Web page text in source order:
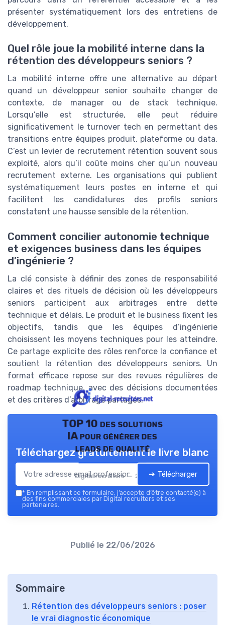
présenter systématiquement lors des entretiens de
développement.
Quel rôle joue la mobilité interne dans la
rétention des développeurs seniors ?
La mobilité interne offre une alternative au départ
quand un développeur senior souhaite changer de
contexte, de manager ou de stack technique.
Lorsqu’elle est structurée, elle peut réduire
significativement le turnover tech en permettant des
transitions entre équipes produit, plateforme ou data.
C’est un levier de recrutement rétention souvent sous
exploité, alors qu’il coûte moins cher qu’un nouveau
recrutement externe. Les organisations qui publient
systématiquement leurs postes en interne et qui
facilitent les candidatures des profils seniors
constatent une hausse sensible de la rétention.
Comment concilier autonomie technique
et exigences business dans les équipes
d’ingénierie ?
La clé consiste à définir des zones de responsabilité
claires et des rituels de décision où les développeurs
seniors participent aux arbitrages entre dette
technique et délais. Le produit et le business fixent les
objectifs, tandis que les équipes d’ingénierie
choisissent les moyens techniques pour les atteindre.
Ce partage explicite des rôles renforce la confiance et
soutient la rétention des développeurs seniors. Un
format efficace repose sur des revues régulières de
roadmap technique, avec des décisions documentées
et des critères d’arbitrage partagés.
TOP 10 des solutions
IA pour générer des
leads de qualité
Digital recruiters — 2026
Téléchargez gratuitement le livre blanc
➔ Télécharger
* En remplissant ce formulaire, j’accepte d’être contacté(e) à
des fins commerciales par Digital recruiters et ses
partenaires.
Publié le 22/06/2026
Sommaire
Rétention des développeurs seniors : poser
le vrai diagnostic économique